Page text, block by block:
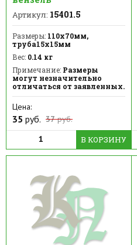
Артикул: 15401.5
Размеры: 110х70мм,
труба15х15мм
Вес: 0.14 кг
Примечание: Размеры
могут незначительно
отличаться от заявленных.
Цена:
35 руб. 37руб.
В КОРЗИНУ